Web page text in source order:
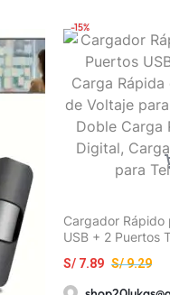
-15%
Cargador Rápido
USB + 2 Puertos
Carga Más
PD3.0, Pantalla
S/9.29
S/ 7.89